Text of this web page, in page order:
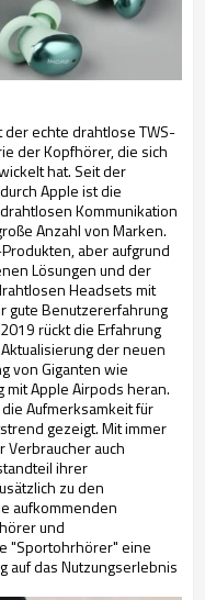
echte drahtlose TWS-
der Kopfhörer, die sich
hat. Seit der
Apple ist die
Kommunikation
Anzahl von Marken.
aber aufgrund
Lösungen und der
Headsets mit
gute Benutzererfahrung
rückt die Erfahrung
der neuen
von Giganten wie
mit Apple Airpods heran.
Aufmerksamkeit für
gezeigt. Mit immer
auch
ihrer
zu den
aufkommenden
und
"Sportohrhörer" eine
auf das Nutzungserlebnis